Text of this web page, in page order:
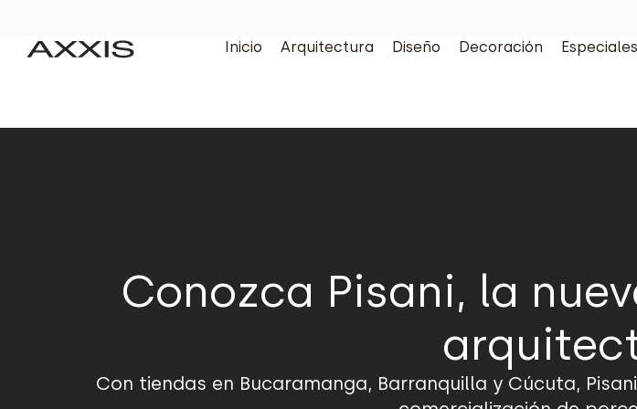
Inicio Arquitectura Diseño Decoración Especiales
Conozca Pisani, la
Con tiendas en Bucaramanga, Barranquilla y Cúcuta,